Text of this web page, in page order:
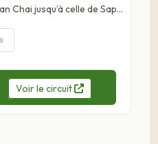
Chai jusqu’à celle de Sapa
Voirle circuit